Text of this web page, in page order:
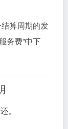
结算周期的发
服务费”中下
还。